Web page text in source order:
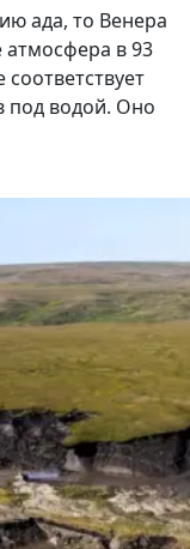
ада, то Венера
атмосфера в 93
под водой. Оно